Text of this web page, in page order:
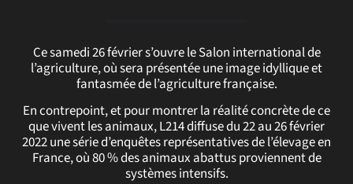
Ce samedi 26 février s’ouvre le Salon international de
l’agriculture, où sera présentée une image idyllique et
fantasmée de l’agriculture française.
En contrepoint, et pour montrer la réalité concrète de ce
que vivent les animaux, L214 diffuse du 22 au 26 février
2022 une série d’enquêtes représentatives de l’élevage en
France, où 80 % des animaux abattus proviennent de
systèmes intensifs.